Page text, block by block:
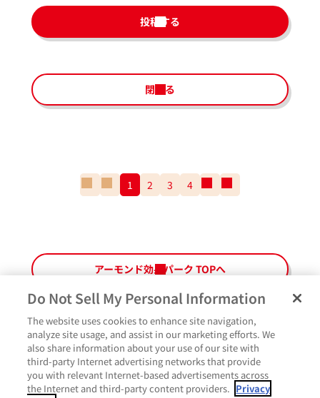
投稿する
閉じる
番
ペ
ー
ジ
の
1 2 3 4
の
番
ペ
ー
いいね
アーモンド効果パーク TOPへ
ペ
ー
ジ
最
上
よくあるご質問 ご利用規約Glicoメンバーズ会員規約プライバシーポリシー
サイトマップお問い合わせCookie設定Glicoホームページ
Do Not Sell My Personal Information
The website uses cookies to enhance site navigation,
analyze site usage, and assist in our marketing efforts. We
also share information about your use of our site with
third-party Internet advertising networks that provide
you with relevant Internet-based advertisements across
the Internet and third-party content providers. Privacy